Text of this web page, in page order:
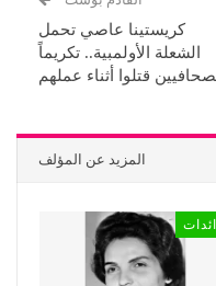
كريستينا عاصي تحمل
الشعلة الأولمبية.. تكريماً
قتلوا أثناء عملهم
المزيد عن المؤلف